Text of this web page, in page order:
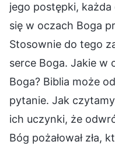
jego postępki,
się w oczach Boga
Stosownie do tego
serce Boga. Jakie w
Boga? Biblia może
pytanie. Jak
ich uczynki, że
Bóg pożałował zła,